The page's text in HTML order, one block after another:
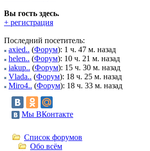
Вы гость здесь.
+ регистрация
Последний посетитель:
axied.. (Форум): 1 ч. 47 м. назад
helen.. (Форум): 10 ч. 21 м. назад
iakup.. (Форум): 15 ч. 30 м. назад
Vlada.. (Форум): 18 ч. 25 м. назад
Miro4.. (Форум): 18 ч. 33 м. назад
Мы ВКонтакте
Список форумов
Обо всём